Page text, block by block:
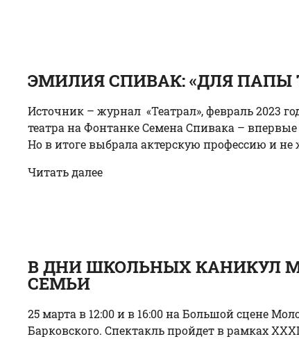
ЭМИЛИЯ СПИВАК: «ДЛЯ ПАПЫ
Источник – журнал «Театрал», февраль 2023
театра на Фонтанке Семена Спивака –
Но в итоге выбрала актерскую профессию и не
Читать далее
В ДНИ ШКОЛЬНЫХ КАНИКУЛ
СЕМЬИ
25 марта в 12:00 и в 16:00 на Большой сцене
Барковского. Спектакль пройдет в рамках